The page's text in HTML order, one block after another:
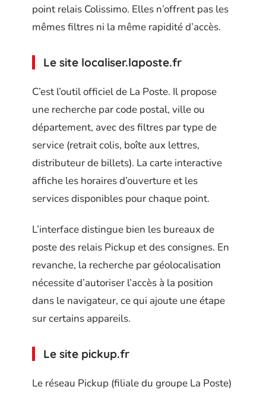
point relais Colissimo. Elles n’offrent pas les
mêmes filtres ni la même rapidité d’accès.
Le site localiser.laposte.fr
C’est l’outil officiel de La Poste. Il propose
une recherche par code postal, ville ou
département, avec des filtres par type de
service (retrait colis, boîte aux lettres,
distributeur de billets). La carte interactive
affiche les horaires d’ouverture et les
services disponibles pour chaque point.
L’interface distingue bien les bureaux de
poste des relais Pickup et des consignes. En
revanche, la recherche par géolocalisation
nécessite d’autoriser l’accès à la position
dans le navigateur, ce qui ajoute une étape
sur certains appareils.
Le site pickup.fr
Le réseau Pickup (filiale du groupe La Poste)